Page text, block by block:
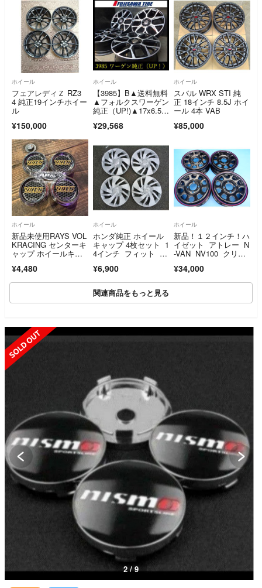
ホイール
フェアレディＺ RZ3
4 純正19インチホイー
ル
¥150,000
ホイール
【3985】B▲送料無料
▲フォルクスワーゲン
純正（UP!)▲17x6.5
本 26103723
¥29,568
ホイール
スバル WRX STI 純
正 18インチ 8.5J ホイ
ール 4本 VAB
¥85,000
ホイール
新品未使用RAYS VOL
KRACING センターキ
ャップ ホイールキャ
37 CE28 RE30
¥4,480
ホイール
ホンダ純正 ホイール
キャップ 4枚セット 1
4インチ フィット G
¥6,900
ホイール
新品！１２インチ！ハ
イゼット アトレー N
-VAN NV100 クリッ
に MRT デイトナ
ズ G2 ホイール４本
¥34,000
関連商品をもっと見る
SOLD OUT
2 / 9